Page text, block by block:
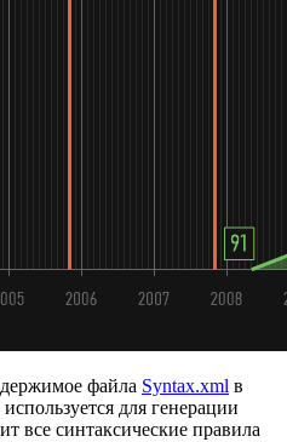
файла Syntax.xml в
для генерации
все синтаксические правила